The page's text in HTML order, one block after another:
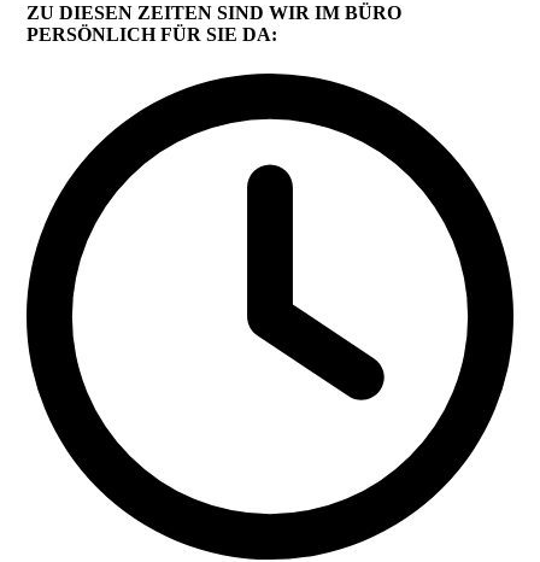
ZU DIESEN ZEITEN SIND WIR IM BÜRO
PERSÖNLICH FÜR SIE DA: